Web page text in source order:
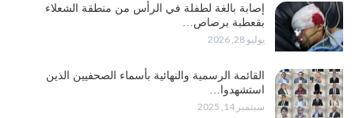
إصابة بالغة لطفلة في الرأس من منطقة الشعلاء
بقعطبة برصاص…
يوليو 28, 2026
القائمة الرسمية والنهائية بأسماء الصحفيين الذين
استشهدوا…
سبتمبر 14, 2025